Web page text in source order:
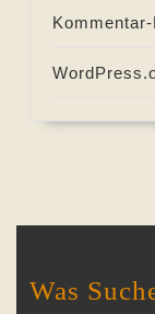
Was